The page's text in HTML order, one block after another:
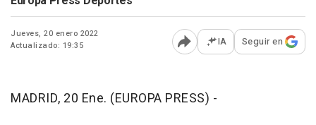
Jueves, 20 enero 2022
Actualizado: 19:35
Abrir opciones para
IA Seguir en
MADRID, 20 Ene. (EUROPA PRESS) -